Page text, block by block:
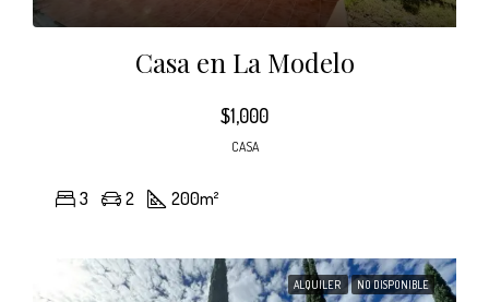
Casa en La Modelo
$1,000
CASA
3 2 200m²
ALQUILER NO DISPONIBLE